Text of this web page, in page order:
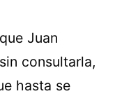
Juan
consultarla,
hasta se